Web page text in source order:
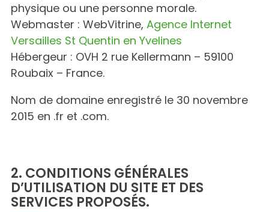
physique ou une personne morale.
Webmaster : WebVitrine, Agence Internet
Versailles St Quentin en Yvelines
Hébergeur : OVH 2 rue Kellermann – 59100
Roubaix – France.
Nom de domaine enregistré le 30 novembre
2015 en .fr et .com.
2. CONDITIONS GÉNÉRALES
D’UTILISATION DU SITE ET DES
SERVICES PROPOSÉS.